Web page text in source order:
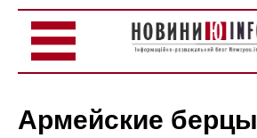
Армейские берцы